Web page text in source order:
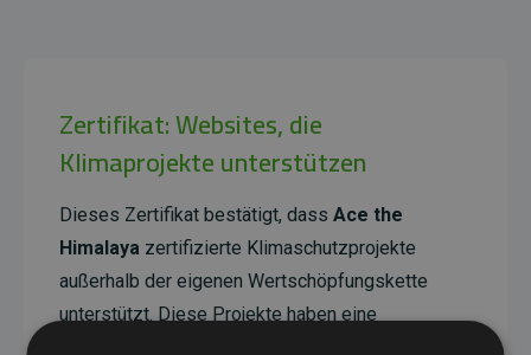
Zertifikat: Websites, die
Klimaprojekte unterstützen
Dieses Zertifikat bestätigt, dass Ace the
Himalaya zertifizierte Klimaschutzprojekte
außerhalb der eigenen Wertschöpfungskette
unterstützt. Diese Projekte haben eine